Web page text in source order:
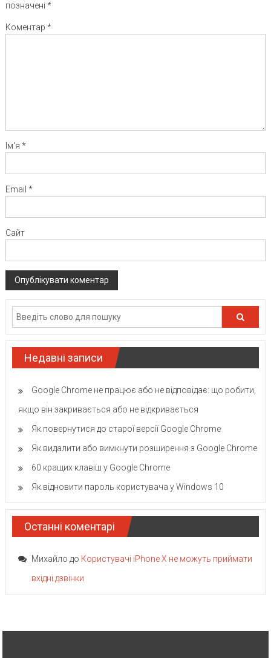
позначені *
Коментар *
Ім'я *
Email *
Сайт
Недавні записи
Google Chrome не працює або не відповідає: що робити,
якщо він закривається або не відкривається
Як повернутися до старої версії Google Chrome
Як видалити або вимкнути розширення з Google Chrome
60 кращих клавіш у Google Chrome
Як відновити пароль користувача у Windows 10
Останні коментарі
Михайло до Користувачі iPhone X не можуть приймати
вхідні дзвінки